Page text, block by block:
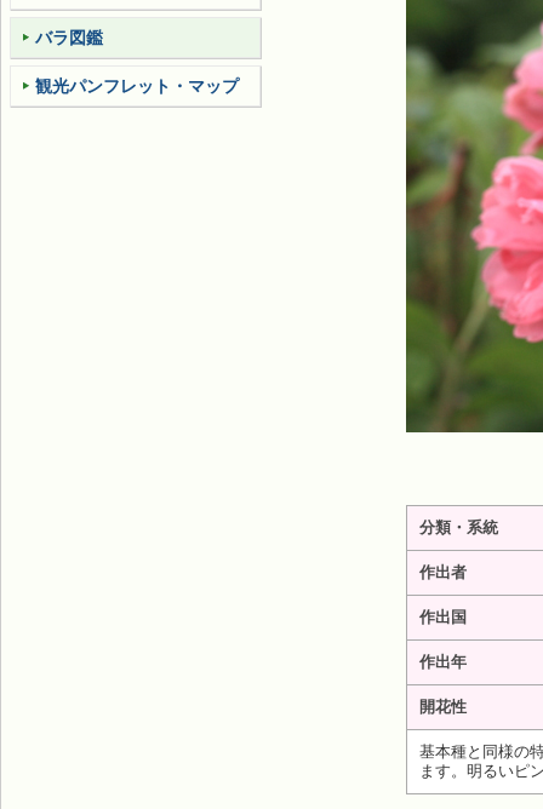
分類・系統
作出者
作出国
作出年
開花性
基本種と同様の
ます。明るいピ
バラ図鑑
観光パンフレット・マップ